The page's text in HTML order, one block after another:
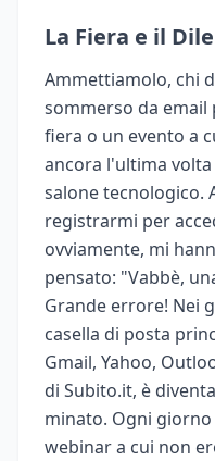
La Fiera e il
Ammettiamolo, chi
sommerso da
fiera o un evento a
ancora l'ultima
salone tecnologico.
registrarmi per
ovviamente, mi
pensato: "Vabbè,
Grande errore! Nei
casella di posta
Gmail, Yahoo,
di Subito.it, è
minato. Ogni
webinar a cui non